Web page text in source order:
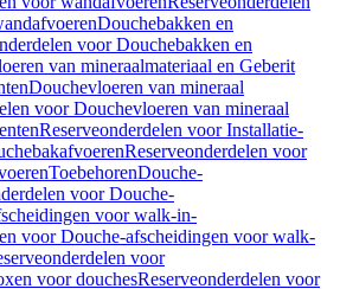
Douchebakken en
voor Douchebakken en
van mineraalmateriaal en Geberit
Douchevloeren van mineraal
voor Douchevloeren van mineraal
Reserveonderdelen voor Installatie-
Reserveonderdelen voor
ToebehorenDouche-
voor Douche-
voor walk-in-
voor Douche-afscheidingen voor walk-
voor
voor douchesReserveonderdelen voor